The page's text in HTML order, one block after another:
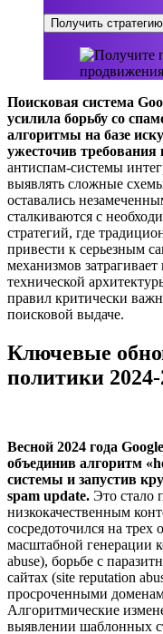
Получить
Поисковая система
усилила борьбу со
алгоритмы на базе
ужесточив требования
антиспам-системы
выявлять сложные
оставались
сталкиваются с
стратегий, где
привести к серьезным
механизмов
технической
правил критически
поисковой выдаче.
Ключевые
политики 2024-
Весной 2024 года
объединив алгоритм
системы и запустив
spam update. Это стало
низкокачественным
сосредоточился на
масштабной генерации
abuse), борьбе с
сайтах (site reputation
просроченными
Алгоритмические
выявлении шаблонных